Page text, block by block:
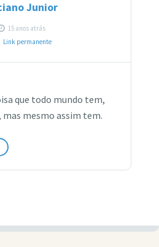
Junior
15 anos atrás
Link permanente
que todo mundo tem,
mas mesmo assim tem.